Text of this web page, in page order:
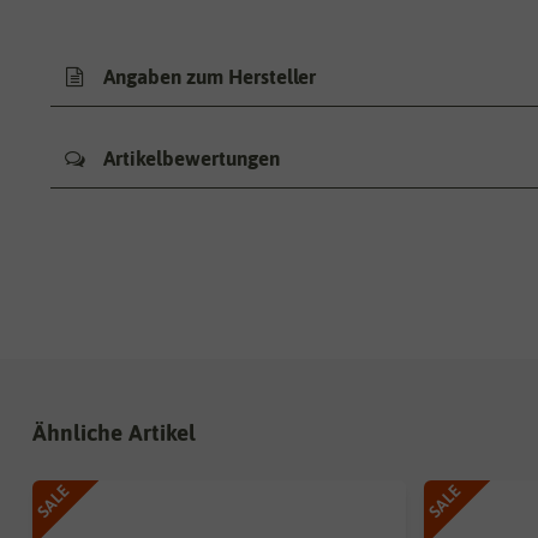
Angaben zum Hersteller
Artikelbewertungen
Ähnliche Artikel
SALE SALE